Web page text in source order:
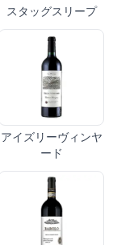
スタッグスリープ
アイズリーヴィンヤ
ード